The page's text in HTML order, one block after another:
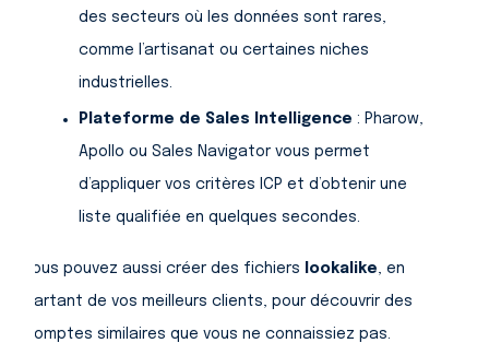
des secteurs où les données sont rares,
comme l’artisanat ou certaines niches
industrielles.
Plateforme de Sales Intelligence : Pharow,
Apollo ou Sales Navigator vous permet
d’appliquer vos critères ICP et d’obtenir une
liste qualifiée en quelques secondes.
Vous pouvez aussi créer des fichiers lookalike, en
partant de vos meilleurs clients, pour découvrir des
comptes similaires que vous ne connaissiez pas.